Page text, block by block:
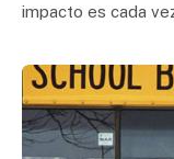
impacto es cada